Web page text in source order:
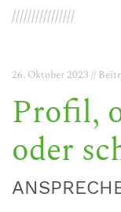
////////////////
26. Oktober 2023 //
Profil,
oder